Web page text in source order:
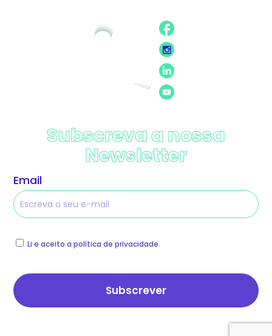
Subscreva a nossa
Newsletter
Email
Li e aceito a política de privacidade.